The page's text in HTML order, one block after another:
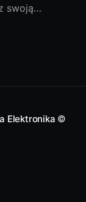
swoją
czy jesteś
które
na świat
Elektronika ©